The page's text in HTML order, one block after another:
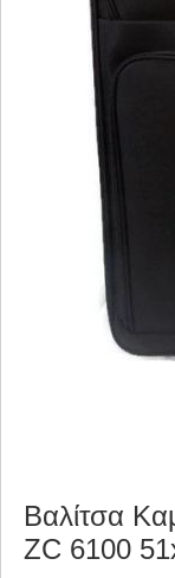
Βαλίτσα
ZC 6100